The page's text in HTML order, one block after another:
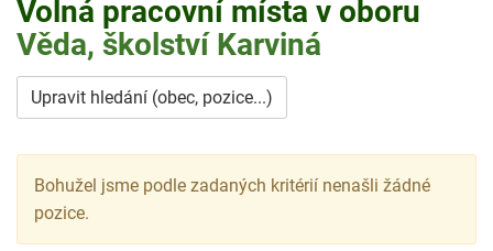
Volná pracovní místa v oboru
Věda, školství Karviná
Upravit hledání (obec, pozice...)
Bohužel jsme podle zadaných kritérií nenašli žádné
pozice.